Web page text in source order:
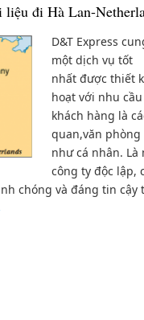
liệu đi Hà Lan-
D&T Express
một dịch vụ tốt
nhất được thiết
hoạt với nhu
khách hàng là
quan,văn phòng
như cá nhân. Là
công ty độc lập,
chóng và đáng tin cậy